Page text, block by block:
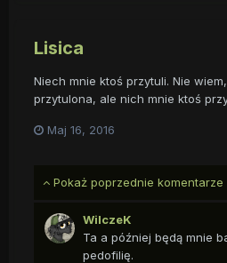
Lisica
Niech mnie ktoś przytuli. Nie
przytulona, ale nich mnie ktoś
Maj 16, 2016
Pokaż poprzednie komentarze
WilczeK
Ta a później będą mnie
pedofilię.